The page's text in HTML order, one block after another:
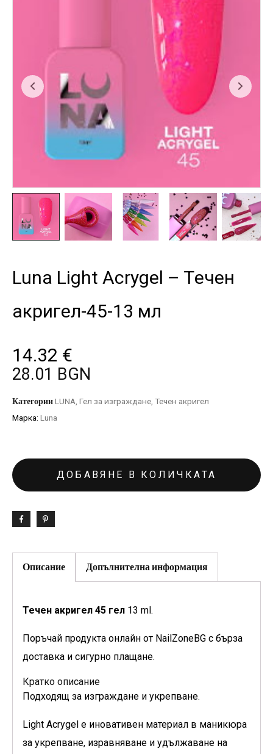
Luna Light Acrygel – Tечен
акригел-45-13 мл
14.32 €
28.01 BGN
КатегорииLUNA Гел за изграждане Течен акригел
Марка: Luna
ДОБАВЯНЕ В КОЛИЧКАТА
Описание Допълнителна информация
Течен акригел 45 гел 13 ml.
Поръчай продукта онлайн от NailZoneBG с бърза
доставка и сигурно плащане.
Кратко описание
Подходящ за изграждане и укрепване.
Light Acrygel е иновативен материал в маникюра
за укрепване, изравняване и удължаване на